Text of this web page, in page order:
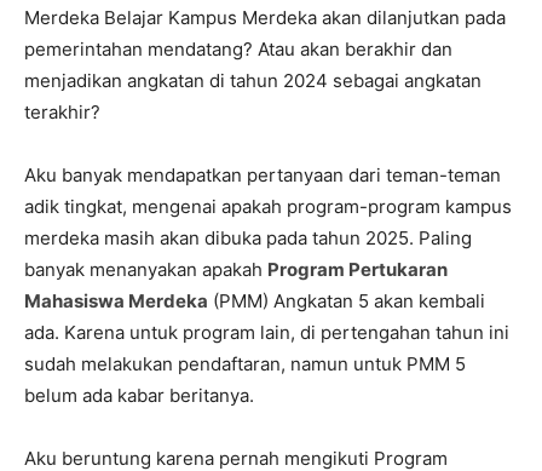
Merdeka Belajar Kampus Merdeka akan dilanjutkan pada
pemerintahan mendatang? Atau akan berakhir dan
menjadikan angkatan di tahun 2024 sebagai angkatan
terakhir?
Aku banyak mendapatkan pertanyaan dari teman-teman
adik tingkat, mengenai apakah program-program kampus
merdeka masih akan dibuka pada tahun 2025. Paling
banyak menanyakan apakah Program Pertukaran
Mahasiswa Merdeka (PMM) Angkatan 5 akan kembali
ada. Karena untuk program lain, di pertengahan tahun ini
sudah melakukan pendaftaran, namun untuk PMM 5
belum ada kabar beritanya.
Aku beruntung karena pernah mengikuti Program